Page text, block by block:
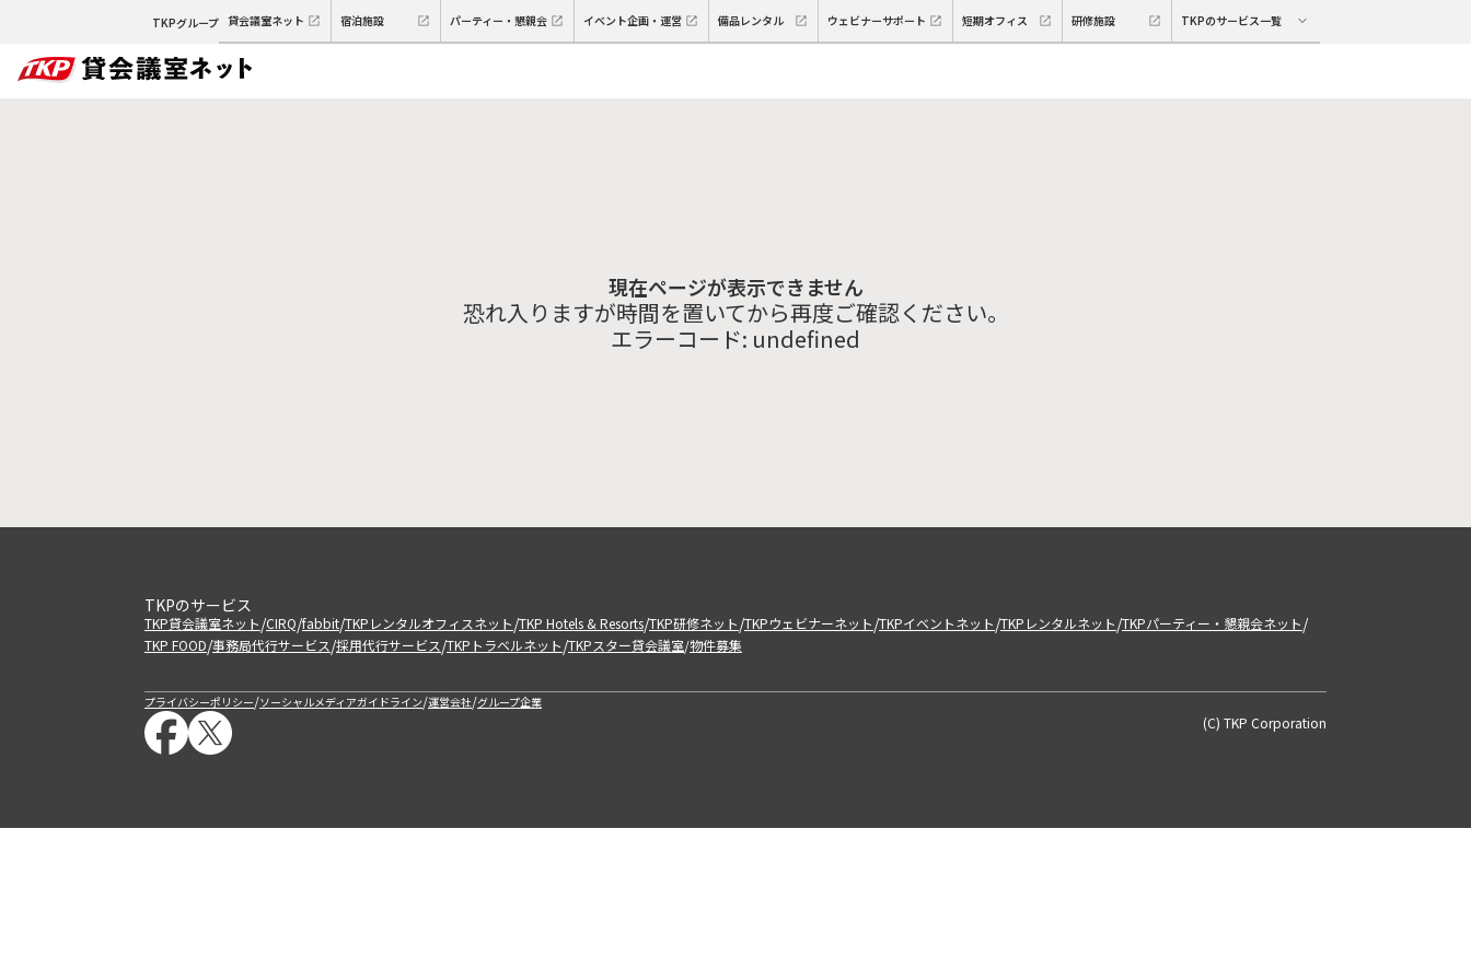
TKPグループ 貸会議室ネット 宿泊施設 パーティー・懇親会 イベント企画・運営 備品レンタル ウェビナーサポート 短期オフィス 研修施設 TKPのサービス一覧
現在ページが表示できません
恐れ入りますが時間を置いてから再度ご確認ください。
エラーコード: undefined
TKPのサービス
TKP貸会議室ネット/CIRQ/fabbit/TKPレンタルオフィスネット/TKP Hotels & Resorts/TKP研修ネット/TKPウェビナーネット/TKPイベントネット/TKPレンタルネット/TKPパーティー・懇親会ネット/
TKP FOOD/事務局代行サービス/採用代行サービス/TKPトラベルネット/TKPスター貸会議室/物件募集
プライバシーポリシー/ソーシャルメディアガイドライン/運営会社/グループ企業
(C) TKP Corporation